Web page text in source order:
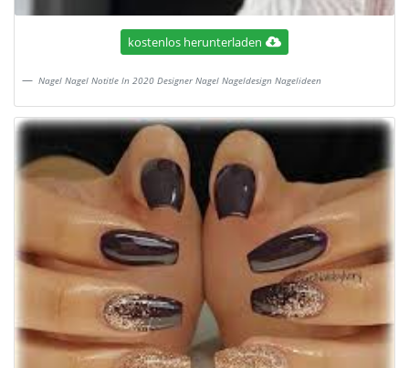
kostenlos herunterladen
Nagel Nagel Notitle In 2020 Designer Nagel Nageldesign Nagelideen